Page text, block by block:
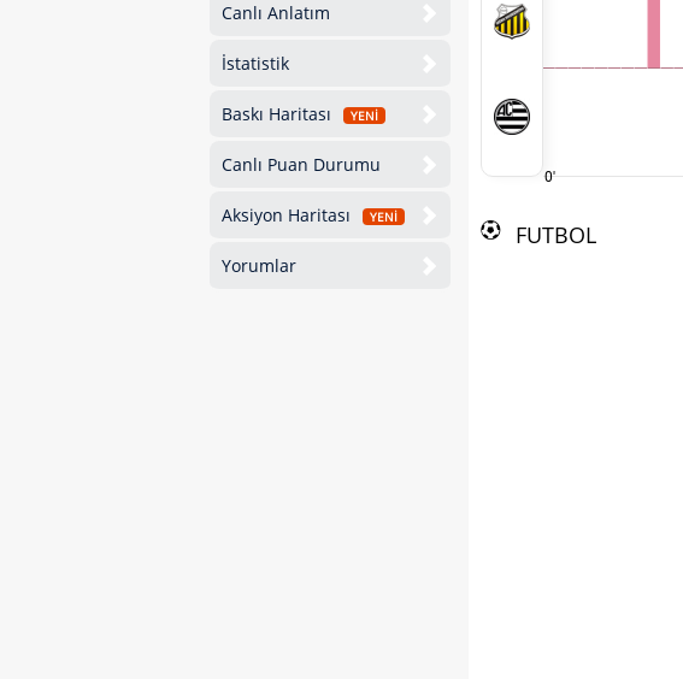
Canlı Anlatım
İstatistik
Baskı Haritası YENİ
Canlı Puan Durumu
Aksiyon Haritası YENİ
Yorumlar
0'
FUTBOL